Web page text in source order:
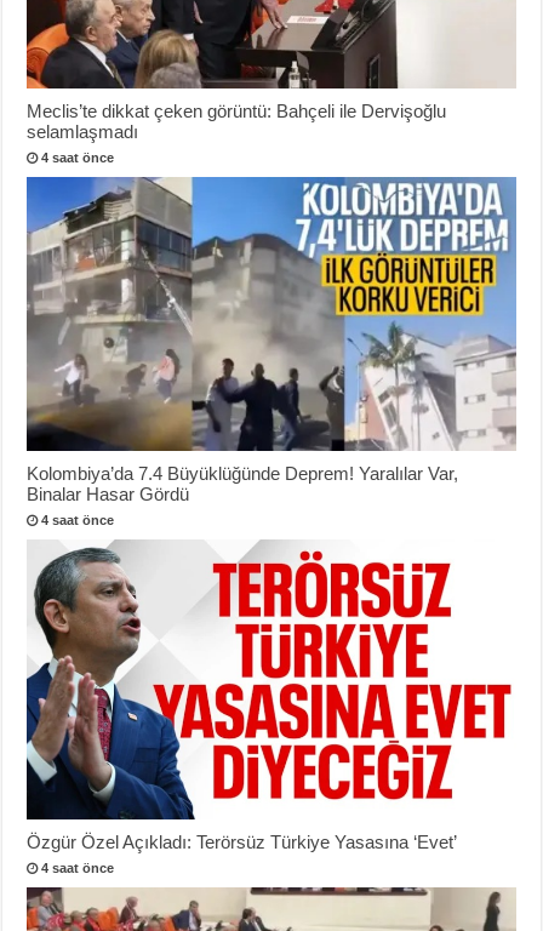
Meclis’te dikkat çeken görüntü: Bahçeli ile Dervişoğlu
selamlaşmadı
4 saat önce
Kolombiya’da 7.4 Büyüklüğünde Deprem! Yaralılar Var,
Binalar Hasar Gördü
4 saat önce
Özgür Özel Açıkladı: Terörsüz Türkiye Yasasına ‘Evet’
4 saat önce